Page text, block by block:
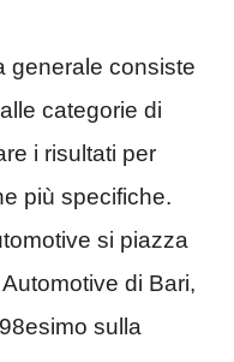
generale consiste
categorie di
i risultati per
più specifiche.
si piazza
di Bari,
sulla